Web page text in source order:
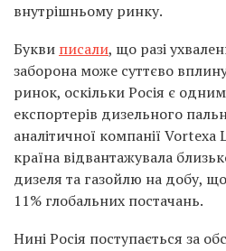
внутрішньому ринку.
Букви писали, що разі
заборона може суттєво
ринок, оскільки Росія є
експортерів дизельного
аналітичної компанії
країна відвантажувала
дизеля та газойлю на добу,
11% глобальних постачань.
Нині Росія поступається за